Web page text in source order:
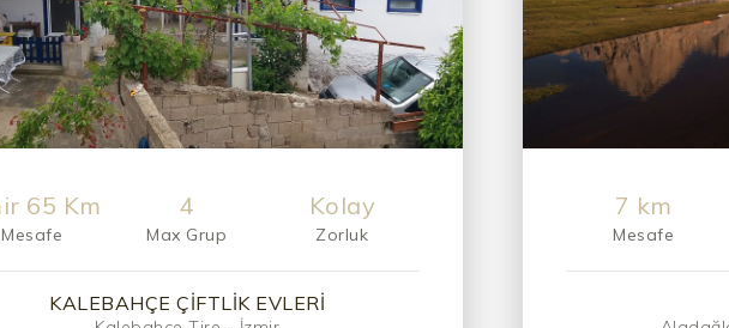
7 km
Mesafe
12
Max Grup
Orta
Zorluk
DAĞCILIK
tırmanış
Mesafe